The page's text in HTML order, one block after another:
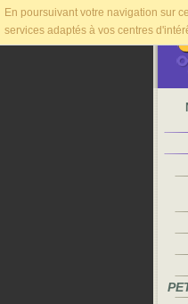
En poursuivant votre navigation sur
services adaptés à vos centres